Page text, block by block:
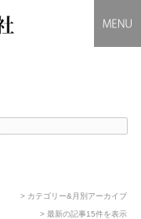
> カテゴリー&月別アーカイブ
> 最新の記事15件を表示